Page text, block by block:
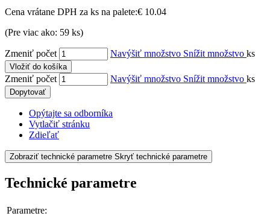
Cena vrátane DPH za ks na palete:€ 10.04
(Pre viac ako: 59 ks)
Zmeniť počet Navýšiť množstvo Snížit množstvo ks
Vložiť do košíka
Zmeniť počet Navýšiť množstvo Snížit množstvo ks
Dopytovať
Opýtajte sa odborníka
Vytlačiť stránku
Zdieľať
Zobraziť technické parametre Skryť technické parametre
Technické parametre
Parametre: